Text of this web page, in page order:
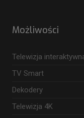
Możliwości
Telewizja
TV Smart
Dekodery
Telewizja 4K